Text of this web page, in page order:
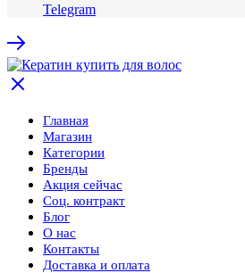
Telegram
Главная
Магазин
Категории
Бренды
Акция сейчас
Соц. контракт
Блог
О нас
Контакты
Доставка и оплата